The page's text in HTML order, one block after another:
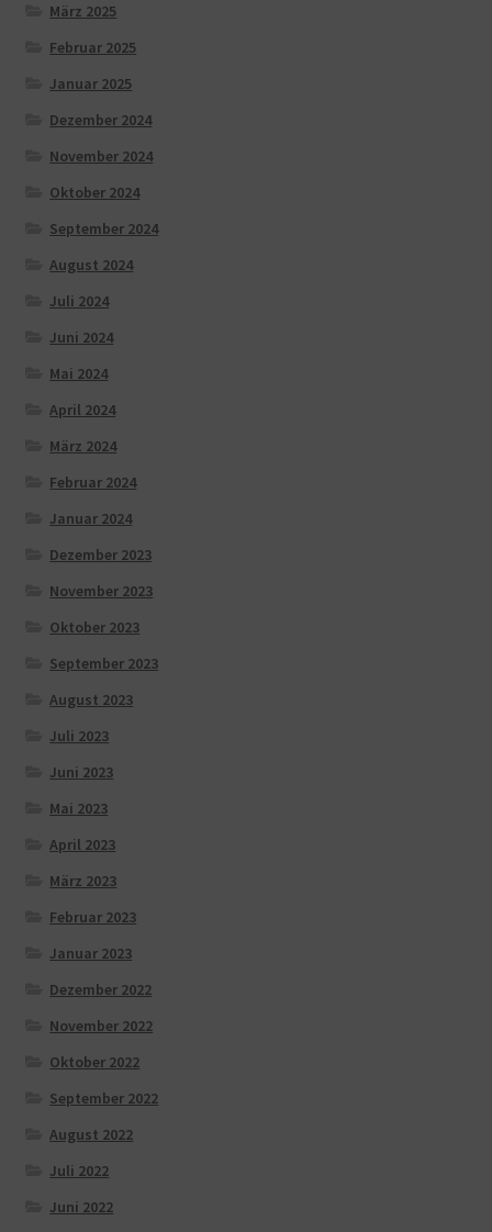
März 2025
Februar 2025
Januar 2025
Dezember 2024
November 2024
Oktober 2024
September 2024
August 2024
Juli 2024
Juni 2024
Mai 2024
April 2024
März 2024
Februar 2024
Januar 2024
Dezember 2023
November 2023
Oktober 2023
September 2023
August 2023
Juli 2023
Juni 2023
Mai 2023
April 2023
März 2023
Februar 2023
Januar 2023
Dezember 2022
November 2022
Oktober 2022
September 2022
August 2022
Juli 2022
Juni 2022